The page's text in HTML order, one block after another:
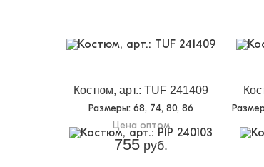
Костюм, арт.: TUF 241409
Размеры: 68, 74, 80, 86
Цена оптом
755 руб.